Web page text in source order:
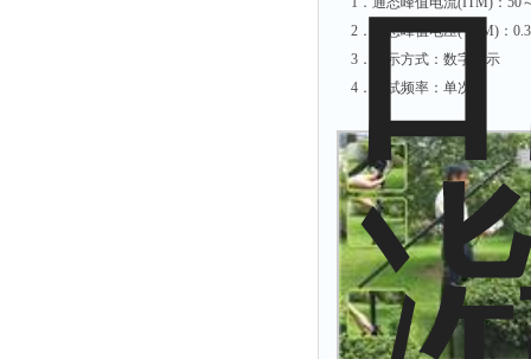
2．通态峰值电压(VTM)：
3．显示方式：数字显示
4．测试频率：单次